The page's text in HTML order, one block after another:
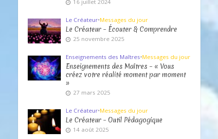
16 juillet 2024
Le Créateur•Messages du jour
Le Créateur – Écouter & Comprendre
25 novembre 2025
Enseignements des Maîtres•Messages du jour
Enseignements des Maîtres – « Vous
créez votre réalité moment par moment
»
27 mars 2025
Le Créateur•Messages du jour
Le Créateur – Outil Pédagogique
14 août 2025